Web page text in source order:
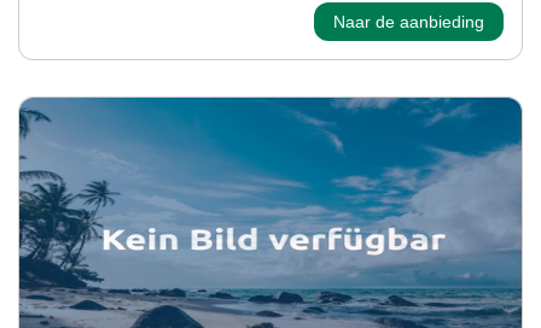
Naar de aanbieding